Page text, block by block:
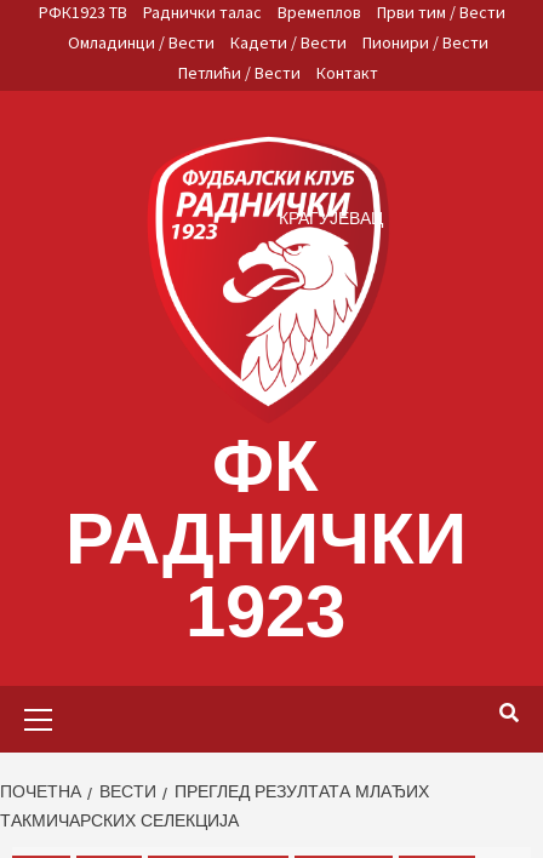
РФК1923 ТВ Раднички талас Времеплов
Први тим / Вести
Омладинци / Вести
Кадети / Вести
Пионири / Вести
Петлићи / Вести
Контакт
ФК
РАДНИЧКИ
1923
КРАГУЈЕВАЦ
ПОЧЕТНА ВЕСТИ
ПРЕГЛЕД РЕЗУЛТАТА МЛАЂИХ
ТАКМИЧАРСКИХ СЕЛЕКЦИЈА